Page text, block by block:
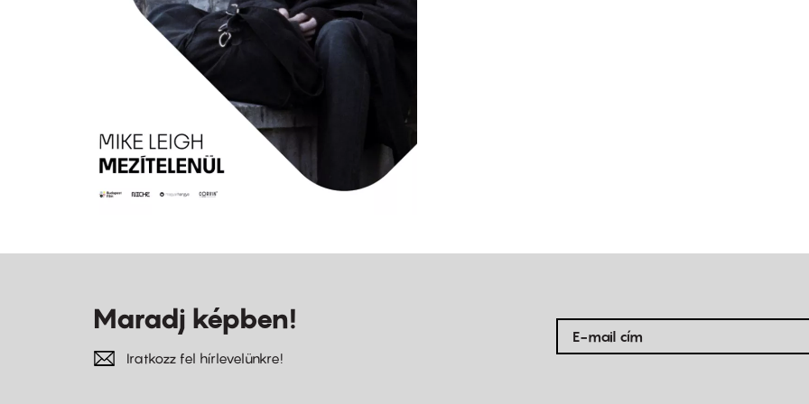
Maradj képben!
Iratkozz fel hírlevelünkre!